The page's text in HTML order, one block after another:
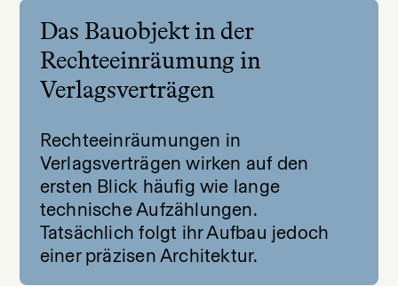
Das Bauobjekt in der
Rechteeinräumung in
Verlagsverträgen
Rechteeinräumungen in
Verlagsverträgen wirken auf den
ersten Blick häufig wie lange
technische Aufzählungen.
Tatsächlich folgt ihr Aufbau jedoch
einer präzisen Architektur.